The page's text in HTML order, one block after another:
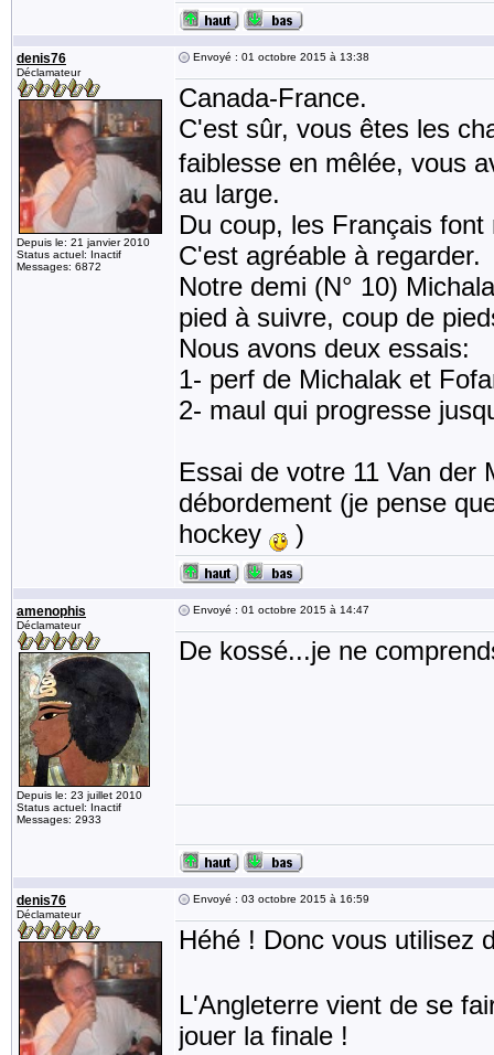
denis76
Déclamateur
Depuis le: 21 janvier 2010
Status actuel: Inactif
Messages: 6872
Envoyé : 01 octobre 2015 à 13:38
Canada-France.
C'est sûr, vous êtes les
faiblesse en mêlée, vous
au large.
Du coup, les Français
C'est agréable à regarder.
Notre demi (N° 10)
pied à suivre, coup de
Nous avons deux essais:
1- perf de Michalak et
2- maul qui progresse
Essai de votre 11 Van der
débordement (je pense
hockey
)
amenophis
Déclamateur
Depuis le: 23 juillet 2010
Status actuel: Inactif
Messages: 2933
Envoyé : 01 octobre 2015 à 14:47
De kossé...je ne
denis76
Déclamateur
Envoyé : 03 octobre 2015 à 16:59
Héhé ! Donc vous utilisez
L'Angleterre vient de se
jouer la finale !